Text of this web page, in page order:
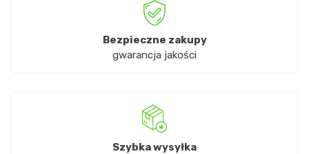
Bezpieczne zakupy
gwarancja jakości
Szybka wysyłka